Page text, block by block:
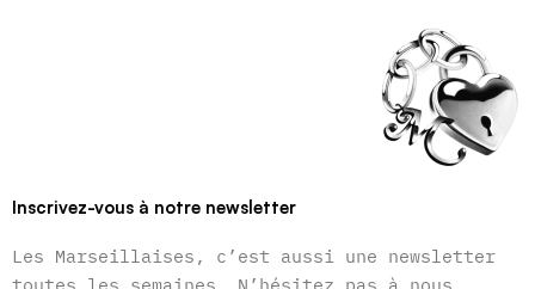
Inscrivez-vous à notre newsletter
Les Marseillaises, c’est aussi une newsletter